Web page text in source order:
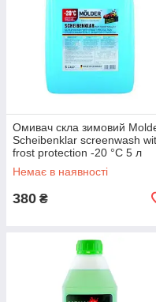
Омивач скла зимовий
Scheibenklar screenwash
frost protection -20 °C 5 л
Sport (MD-20C-50)
Немає в наявності
380 ₴